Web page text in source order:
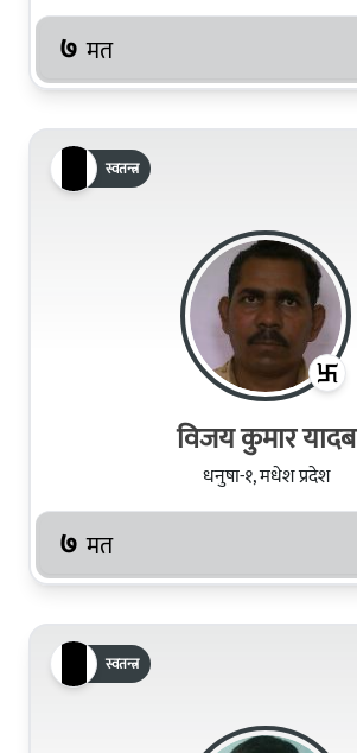
७ मत
स्वतन्त्र
विजय कुमार यादब
धनुषा-१, मधेश प्रदेश
७ मत
स्वतन्त्र